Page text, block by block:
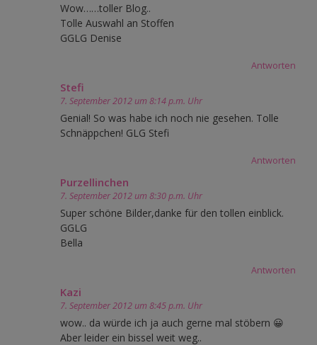
Wow……toller Blog..
Tolle Auswahl an Stoffen
GGLG Denise
Antworten
Stefi
7. September 2012 um 8:14 p.m. Uhr
Genial! So was habe ich noch nie gesehen. Tolle
Schnäppchen! GLG Stefi
Antworten
Purzellinchen
7. September 2012 um 8:30 p.m. Uhr
Super schöne Bilder,danke für den tollen einblick.
GGLG
Bella
Antworten
Kazi
7. September 2012 um 8:45 p.m. Uhr
wow.. da würde ich ja auch gerne mal stöbern 😀
Aber leider ein bissel weit weg..